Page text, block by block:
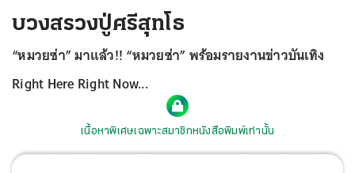
บวงสรวงปู่ศรีสุทโธ
“หมวยซ่า” มาแล้ว!! “หมวยซ่า” พร้อมรายงานข่าวบันเทิง
Right Here Right Now...
เนื้อหาพิเศษเฉพาะสมาชิกหนังสือพิมพ์เท่านั้น